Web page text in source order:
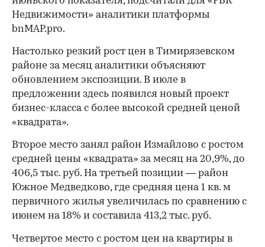
Недвижимости» аналитики платформы
bnMAP.pro.
Настолько резкий рост цен в Тимирязевском
районе за месяц аналитики объясняют
обновлением экспозиции. В июле в
предложении здесь появился новый проект
бизнес-класса с более высокой средней ценой
«квадрата».
Второе место занял район Измайлово с ростом
средней цены «квадрата» за месяц на 20,9%, до
406,5 тыс. руб. На третьей позиции — район
Южное Медведково, где средняя цена 1 кв. м
первичного жилья увеличилась по сравнению с
июнем на 18% и составила 413,2 тыс. руб.
Четвертое место с ростом цен на квартиры в